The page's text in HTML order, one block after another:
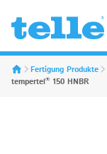
Fertigung Produkte
tempertel® 150 HNBR